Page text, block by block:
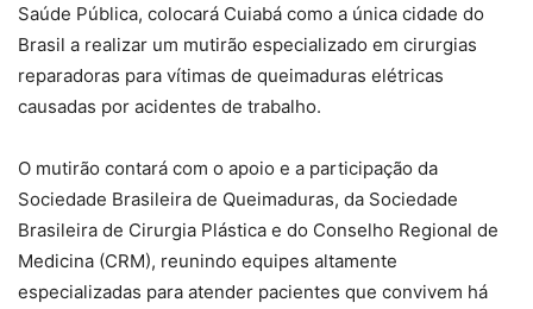
Saúde Pública, colocará Cuiabá como a única cidade do
Brasil a realizar um mutirão especializado em cirurgias
reparadoras para vítimas de queimaduras elétricas
causadas por acidentes de trabalho.
O mutirão contará com o apoio e a participação da
Sociedade Brasileira de Queimaduras, da Sociedade
Brasileira de Cirurgia Plástica e do Conselho Regional de
Medicina (CRM), reunindo equipes altamente
especializadas para atender pacientes que convivem há